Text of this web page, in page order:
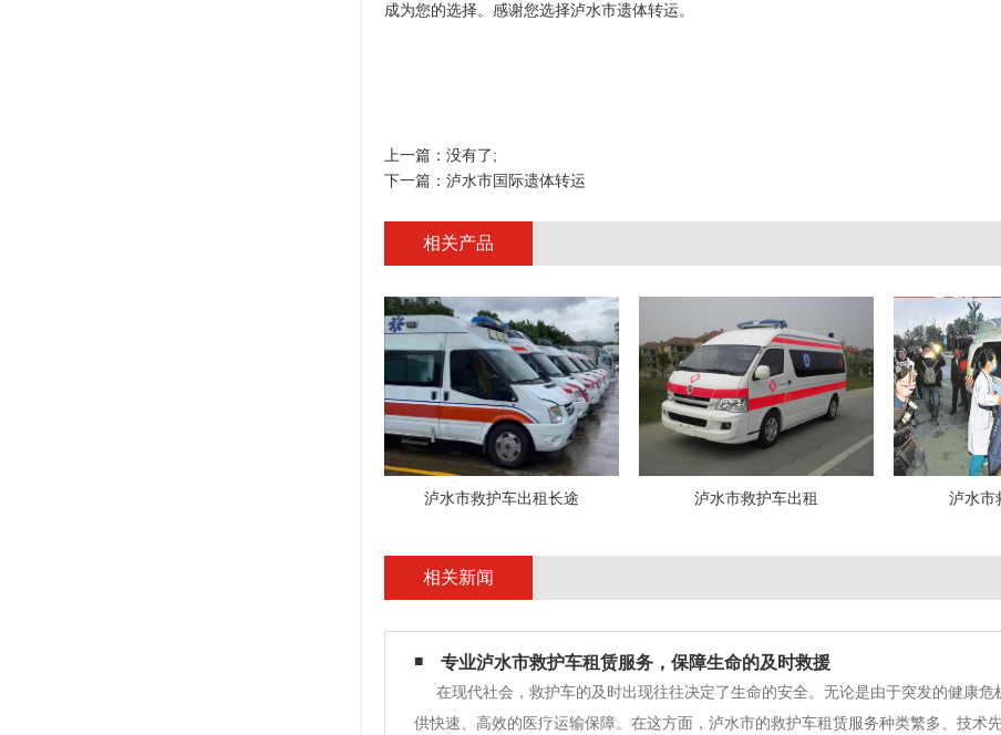
成为您的选择。感谢您选择泸水市遗体转运。
上一篇：没有了;
下一篇： 泸水市国际遗体转运
相关产品
泸水市救护车出租长途 泸水市救护车出租 泸水市
相关新闻
专业泸水市救护车租赁服务，保障生命的及时救援
在现代社会，救护车的及时出现往往决定了生命的安全。无论是由于突发的健康
供快速、高效的医疗运输保障。在这方面，泸水市的救护车租赁服务种类繁多、技术